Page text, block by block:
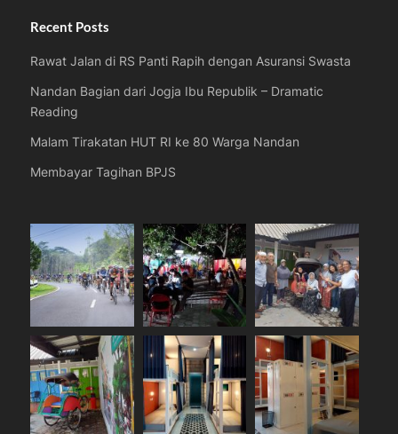
Recent Posts
Rawat Jalan di RS Panti Rapih dengan Asuransi Swasta
Nandan Bagian dari Jogja Ibu Republik – Dramatic
Reading
Malam Tirakatan HUT RI ke 80 Warga Nandan
Membayar Tagihan BPJS